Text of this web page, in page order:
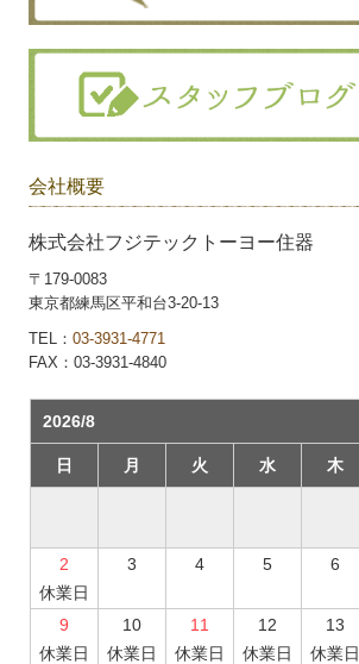
会社概要
株式会社フジテックトーヨー住器
〒179-0083
東京都練馬区平和台3-20-13
TEL：03-3931-4771
FAX：03-3931-4840
2026/8
日 月 火 水 木
2
休業日
3 4 5 6
9
休業日
10
休業日
11
休業日
12
休業日
13
休業日